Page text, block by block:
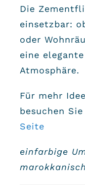
Die
einsetzbar:
oder
eine
Atmosphäre.
Für mehr
besuchen
Seite
einfarbige